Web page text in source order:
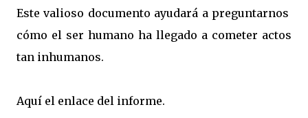
Este valioso documento ayudará a preguntarnos
cómo el ser humano ha llegado a cometer actos
tan inhumanos.
Aquí el enlace del informe.